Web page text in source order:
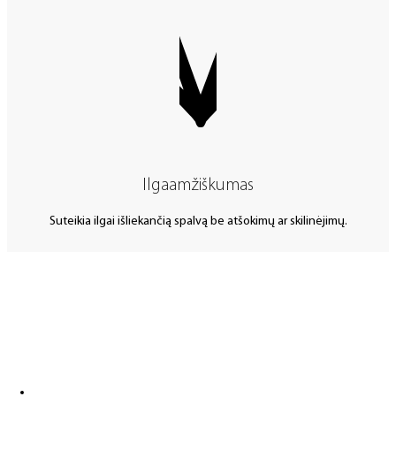
Ilgaamžiškumas
Suteikia ilgai išliekančią spalvą be atšokimų ar skilinėjimų.